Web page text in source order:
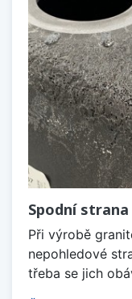
Spodní
Při výrobě
nepohledové
třeba se jich